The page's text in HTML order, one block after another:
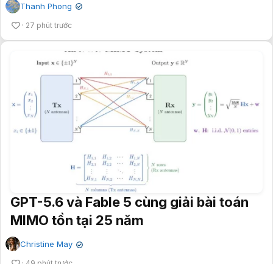
Thanh Phong ✔
27 phút trước
GPT-5.6 và Fable 5 cùng giải bài toán
MIMO tồn tại 25 năm
Christine May ✔